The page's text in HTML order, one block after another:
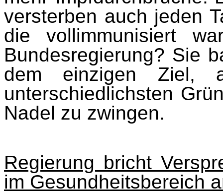
versterben auch jeden
die vollimmunisiert
Bundesregierung? Sie
dem einzigen Ziel,
unterschiedlichsten
Nadel zu zwingen.
Regierung bricht
im Gesundheitsbereich